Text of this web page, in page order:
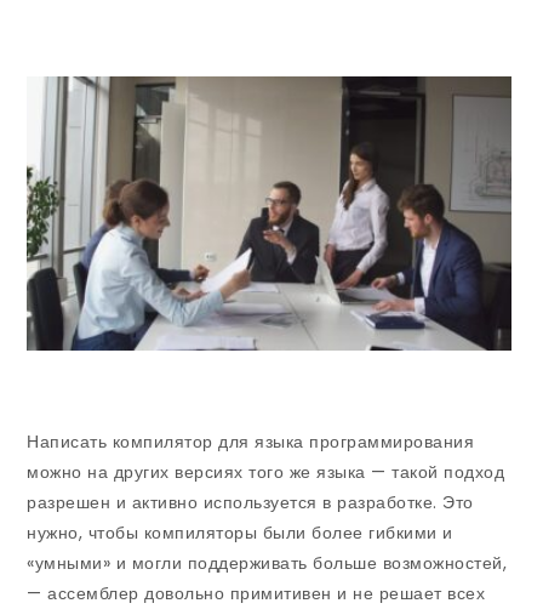
Написать компилятор для языка программирования
можно на других версиях того же языка — такой подход
разрешен и активно используется в разработке. Это
нужно, чтобы компиляторы были более гибкими и
«умными» и могли поддерживать больше возможностей,
— ассемблер довольно примитивен и не решает всех